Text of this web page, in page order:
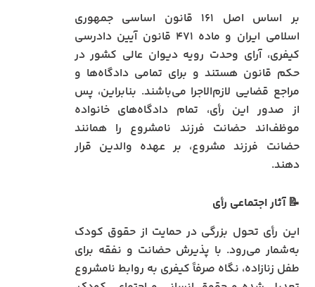
بر اساس اصل ۱۶۱ قانون اساسی جمهوری
اسلامی ایران و ماده ۴۷۱ قانون آیین دادرسی
کیفری، آرای وحدت رویه دیوان عالی کشور در
حکم قانون هستند و برای تمامی دادگاه‌ها و
مراجع قضایی لازم‌الاجرا می‌باشند. بنابراین، پس
از صدور این رأی، تمام دادگاه‌های خانواده
موظف‌اند حضانت فرزند نامشروع را همانند
حضانت فرزند مشروع، بر عهده والدین قرار
دهند.
📝آثار اجتماعی رأی
این رأی تحول بزرگی در حمایت از حقوق کودک
به‌شمار می‌رود. با پذیرش حضانت و نفقه برای
طفل زنازاده، نگاه صرفاً کیفری به روابط نامشروع